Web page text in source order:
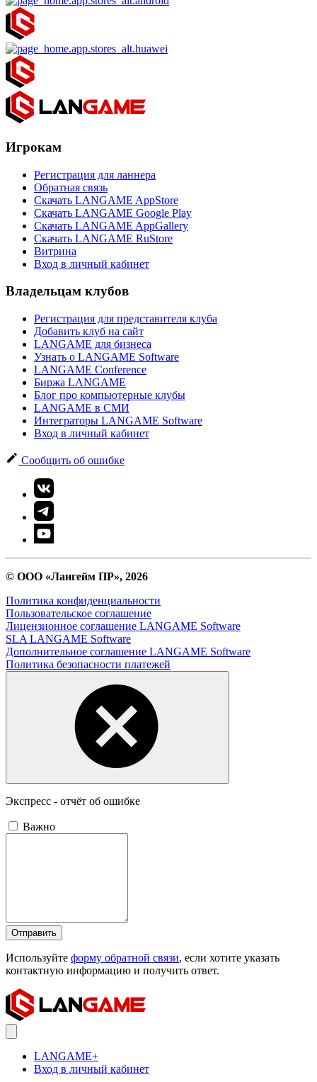
Игрокам
Регистрация для ланнера
Обратная связь
Скачать LANGAME AppStore
Скачать LANGAME Google Play
Скачать LANGAME AppGallery
Скачать LANGAME RuStore
Витрина
Вход в личный кабинет
Владельцам клубов
Регистрация для представителя клуба
Добавить клуб на сайт
LANGAME для бизнеса
Узнать о LANGAME Software
LANGAME Conference
Биржа LANGAME
Блог про компьютерные клубы
LANGAME в СМИ
Интеграторы LANGAME Software
Вход в личный кабинет
Сообщить об ошибке
© ООО «Лангейм ПР», 2026
Политика конфиденциальности
Пользовательское соглашение
Лицензионное соглашение LANGAME Software
SLA LANGAME Software
Дополнительное соглашение LANGAME Software
Политика безопасности платежей
Экспресс - отчёт об ошибке
Важно
Отправить
Используйте форму обратной связи, если хотите указать
контактную информацию и получить ответ.
LANGAME+
Вход в личный кабинет